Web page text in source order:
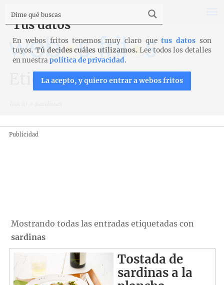
Etiqueta: sardinas
Publicidad
Mostrando todas las entradas etiquetadas con
sardinas
Tostada de
sardinas a la
Tus datos
En webos fritos tenemos muy claro quetus datos son
tuyos. Tú decides cuáles utilizamos. Lee todos los detalles
en nuestrapolítica de privacidad.
La acepto, y quiero entrar a webos fritos